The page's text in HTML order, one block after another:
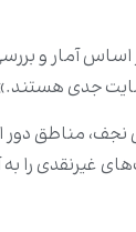
اساس آمار و
جدی
مناطق دور
غیرنقدی را